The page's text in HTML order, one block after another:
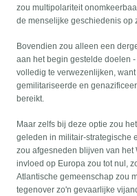
zou multipolariteit
de menselijke geschiedenis op
Bovendien zou alleen een
aan het begin gestelde doelen
volledig te verwezenlijken,
gemilitariseerde en
bereikt.
Maar zelfs bij deze optie zou
geleden in militair-strategische
zou afgesneden blijven van
invloed op Europa zou tot nul,
Atlantische gemeenschap zou
tegenover zo'n gevaarlijke